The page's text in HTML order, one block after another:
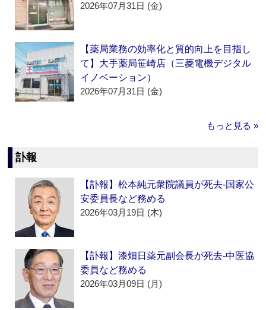
2026年07月31日 (金)
【薬局業務の効率化と質的向上を目指し
て】大手薬局笹崎店（三菱電機デジタル
イノベーション）
2026年07月31日 (金)
もっと見る »
訃報
【訃報】松本純元衆院議員が死去‐国家公
安委員長など務める
2026年03月19日 (木)
【訃報】漆畑日薬元副会長が死去‐中医協
委員など務める
2026年03月09日 (月)